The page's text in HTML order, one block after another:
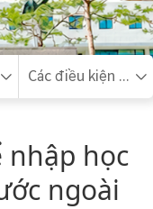
Các điều kiện để nhập học cho sinh viên nước ngoài
nhập học
ngoài